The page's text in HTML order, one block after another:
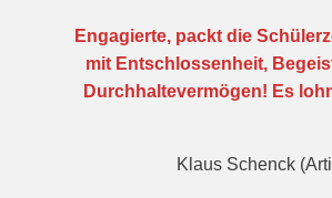
Engagierte, packt die
mit Entschlossenheit,
Durchhaltevermögen! Es
Klaus Schenck